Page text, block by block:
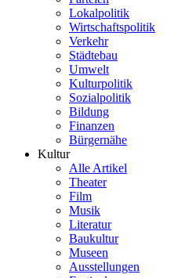
Lokalpolitik
Wirtschaftspolitik
Verkehr
Städtebau
Umwelt
Kulturpolitik
Sozialpolitik
Bildung
Finanzen
Bürgernähe
Kultur
Alle Artikel
Theater
Film
Musik
Literatur
Baukultur
Museen
Ausstellungen